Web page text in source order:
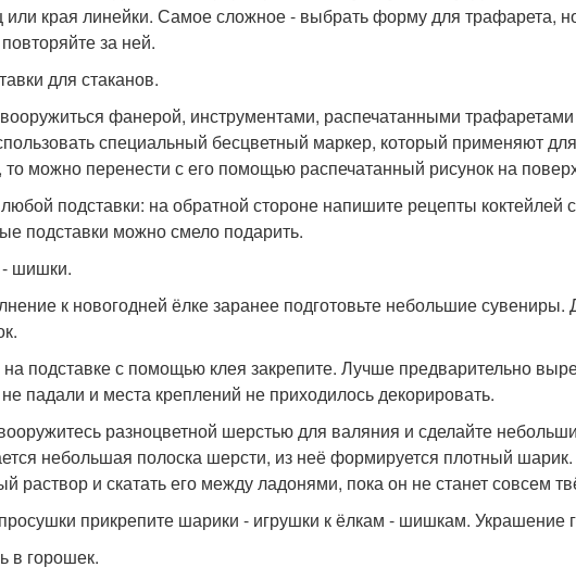
или края линейки. Самое сложное - выбрать форму для трафарета,
за ней.
для стаканов.
фанерой, инструментами, распечатанными
специальный бесцветный маркер, который применяют
то можно перенести с его помощью распечатанный рисунок на
подставки: на обратной стороне напишите рецепты
подставки можно смело подарить.
- шишки.
к новогодней ёлке заранее подготовьте небольшие
подставке с помощью клея закрепите. Лучше предварительно
падали и места креплений не приходилось декорировать.
разноцветной шерстью для валяния и сделайте
небольшая полоска шерсти, из неё формируется плотный
раствор и скатать его между ладонями, пока он не станет совсем
прикрепите шарики - игрушки к ёлкам - шишкам. Украшение
в горошек.